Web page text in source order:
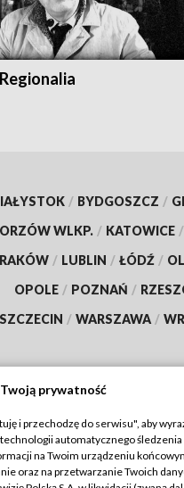
/ BYDGOSZCZ /
WLKP. / KATOWICE /
/ LUBLIN / ŁÓDŹ /
OPOLE / POZNAŃ /
SZCZECIN / WARSZAWA /
TVP
TVP
Regulamin TVP
prywatność
i przechodzę do serwisu", aby
automatycznego śledzenia
na Twoim urządzeniu
oraz na przetwarzanie Twoich